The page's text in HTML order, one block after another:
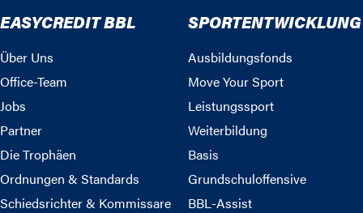
EASYCREDIT BBL
Über Uns
Office-Team
Jobs
Partner
Die Trophäen
Ordnungen & Standards
Schiedsrichter & Kommissare
SPORTENTWICKLUNG
Ausbildungsfonds
Move Your Sport
Leistungssport
Weiterbildung
Basis
Grundschuloffensive
BBL-Assist